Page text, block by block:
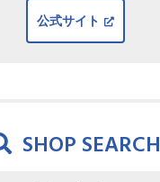
公式サイト
SHOP SEARCH